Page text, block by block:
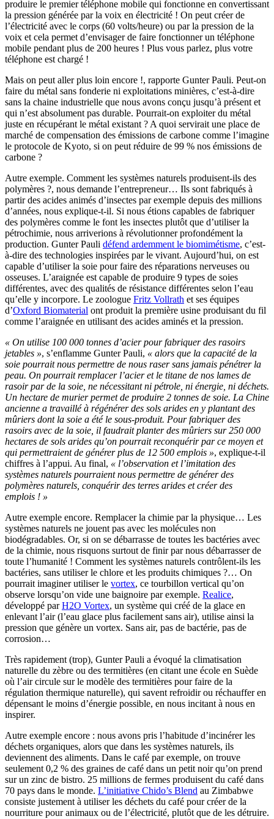
produire le premier téléphone mobile qui fonctionne en convertissant
la pression générée par la voix en électricité ! On peut créer de
l’électricité avec le corps (60 volts/heure) ou par la pression de la
voix et cela permet d’envisager de faire fonctionner un téléphone
mobile pendant plus de 200 heures ! Plus vous parlez, plus votre
téléphone est chargé !
Mais on peut aller plus loin encore !, rapporte Gunter Pauli. Peut-on
faire du métal sans fonderie ni exploitations minières, c’est-à-dire
sans la chaine industrielle que nous avons conçu jusqu’à présent et
qui n’est absolument pas durable. Pourrait-on exploiter du métal
juste en récupérant le métal existant ? A quoi servirait une place de
marché de compensation des émissions de carbone comme l’imagine
le protocole de Kyoto, si on peut réduire de 99 % nos émissions de
carbone ?
Autre exemple. Comment les systèmes naturels produisent-ils des
polymères ?, nous demande l’entrepreneur… Ils sont fabriqués à
partir des acides animés d’insectes par exemple depuis des millions
d’années, nous explique-t-il. Si nous étions capables de fabriquer
des polymères comme le font les insectes plutôt que d’utiliser la
pétrochimie, nous arriverions à révolutionner profondément la
production. Gunter Pauli défend ardemment le biomimétisme, c’est-
à-dire des technologies inspirées par le vivant. Aujourd’hui, on est
capable d’utiliser la soie pour faire des réparations nerveuses ou
osseuses. L’araignée est capable de produire 9 types de soies
différentes, avec des qualités de résistance différentes selon l’eau
qu’elle y incorpore. Le zoologue Fritz Vollrath et ses équipes
d’Oxford Biomaterial ont produit la première usine produisant du fil
comme l’araignée en utilisant des acides aminés et la pression.
« On utilise 100 000 tonnes d’acier pour fabriquer des rasoirs
jetables », s’enflamme Gunter Pauli, « alors que la capacité de la
soie pourrait nous permettre de nous raser sans jamais pénétrer la
peau. On pourrait remplacer l’acier et le titane de nos lames de
rasoir par de la soie, ne nécessitant ni pétrole, ni énergie, ni déchets.
Un hectare de murier permet de produire 2 tonnes de soie. La Chine
ancienne a travaillé à régénérer des sols arides en y plantant des
mûriers dont la soie a été le sous-produit. Pour fabriquer des
rasoirs avec de la soie, il faudrait planter des mûriers sur 250 000
hectares de sols arides qu’on pourrait reconquérir par ce moyen et
qui permettraient de générer plus de 12 500 emplois », explique-t-il
chiffres à l’appui. Au final, « l’observation et l’imitation des
systèmes naturels pourraient nous permettre de générer des
polymères naturels, conquérir des terres arides et créer des
emplois ! »
Autre exemple encore. Remplacer la chimie par la physique… Les
systèmes naturels ne jouent pas avec les molécules non
biodégradables. Or, si on se débarrasse de toutes les bactéries avec
de la chimie, nous risquons surtout de finir par nous débarrasser de
toute l’humanité ! Comment les systèmes naturels contrôlent-ils les
bactéries, sans utiliser le chlore et les produits chimiques ?… On
pourrait imaginer utiliser le vortex, ce tourbillon vertical qu’on
observe lorsqu’on vide une baignoire par exemple. Realice,
développé parH2O Vortex, un système qui créé de la glace en
enlevant l’air (l’eau glace plus facilement sans air), utilise ainsi la
pression que génère un vortex. Sans air, pas de bactérie, pas de
corrosion…
Très rapidement (trop), Gunter Pauli a évoqué la climatisation
naturelle du zèbre ou des termitières (en citant une école en Suède
où l’air circule sur le modèle des termitières pour faire de la
régulation thermique naturelle), qui savent refroidir ou réchauffer en
dépensant le moins d’énergie possible, en nous incitant à nous en
inspirer.
Autre exemple encore : nous avons pris l’habitude d’incinérer les
déchets organiques, alors que dans les systèmes naturels, ils
deviennent des aliments. Dans le café par exemple, on trouve
seulement 0,2 % des graines de café dans un petit noir qu’on prend
sur un zinc de bistro. 25 millions de fermes produisent du café dans
70 pays dans le monde. L’initiative Chido’s Blend au Zimbabwe
consiste justement à utiliser les déchets du café pour créer de la
nourriture pour animaux ou de l’électricité, plutôt que de les détruire.